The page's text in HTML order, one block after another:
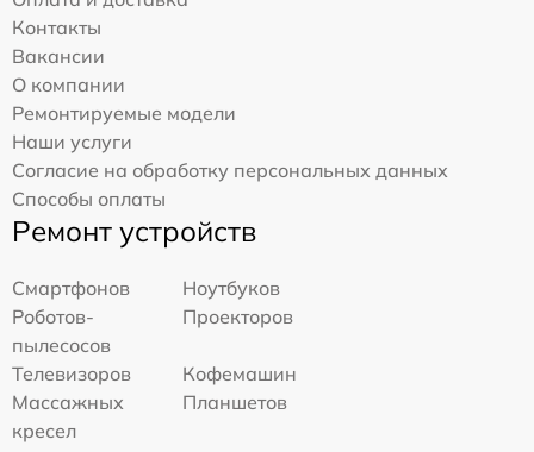
Контакты
Вакансии
О компании
Ремонтируемые модели
Наши услуги
Согласие на обработку персональных данных
Способы оплаты
Ремонт устройств
Смартфонов
Ноутбуков
Роботов-
пылесосов
Проекторов
Телевизоров
Кофемашин
Массажных
кресел
Планшетов